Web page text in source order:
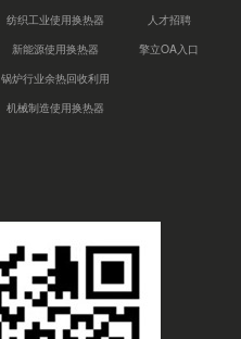
纺织工业使用换热器
新能源使用换热器
锅炉行业余热回收利用
机械制造使用换热器
人才招聘
擎立OA入口